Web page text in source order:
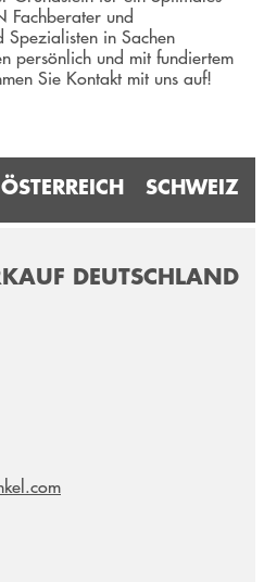
Fachberater und
in Sachen
persönlich und mit fundiertem
Sie Kontakt mit uns auf!
ÖSTERREICH SCHWEIZ
DEUTSCHLAND